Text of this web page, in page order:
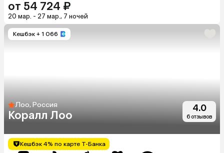
от 54 724 ₽
20 мар. - 27 мар., 7 ночей
Кешбэк + 1 066
Лоо, Россия
Коралл Лоо
4.0
6 отзывов
Кешбэк 4% по карте Т-Банка